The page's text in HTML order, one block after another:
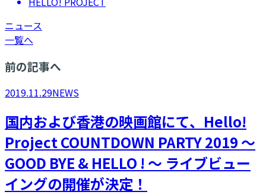
ニュース
一覧へ
前の記事へ
2019.11.29NEWS
国内および香港の映画館にて、Hello!
Project COUNTDOWN PARTY 2019 ～
GOOD BYE & HELLO ! ～ ライブビュー
イングの開催が決定！